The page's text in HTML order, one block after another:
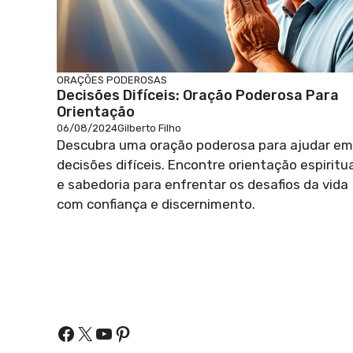
ORAÇÕES PODEROSAS
Decisões Difíceis: Oração Poderosa Para
Orientação
06/08/2024Gilberto Filho
Descubra uma oração poderosa para ajudar em
decisões difíceis. Encontre orientação
e sabedoria para enfrentar os desafios da vida
com confiança e discernimento.
Facebook
X Youtube
Pinterest